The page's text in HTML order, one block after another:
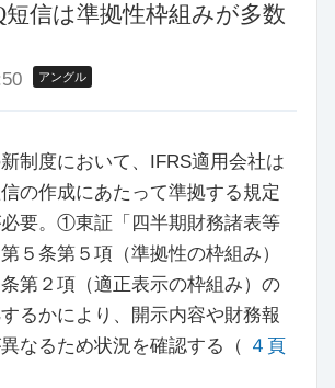
短信は準拠性枠組みが多数
アングル
制度において、IFRS適用会社は
の作成にあたって準拠する規定
要。①東証「四半期財務諸表等
５条第５項（準拠性の枠組み）
第２項（適正表示の枠組み）の
るかにより、開示内容や財務報
なるため状況を確認する（ ４頁